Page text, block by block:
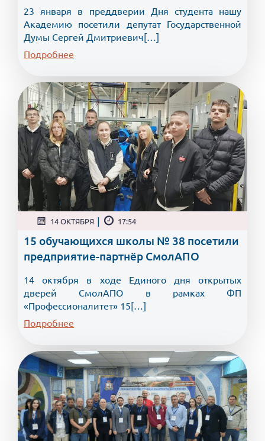
23 января в преддверии Дня студента нашу
Академию посетили депутат Государственной
Думы Сергей Дмитриевич[…]
Подробнее
14 ОКТЯБРЯ | 17:54
15 обучающихся школы № 38 посетили
предприятие-партнёр СмолАПО
14 октября в ходе Единого дня открытых
дверей СмолАПО в рамках ФП
«Профессионалитет» 15[…]
Подробнее